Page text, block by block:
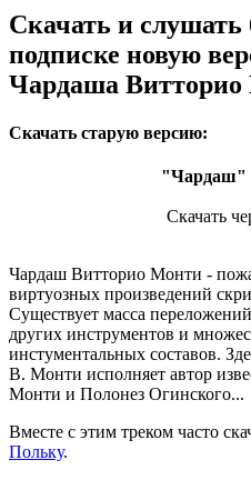
Скачать и слушать
подписке новую
Чардаша
Скачать старую версию:
"Чардаш"
Скачать
Чардаш Витторио Монти -
виртуозных произведений
Существует масса
других инструментов и
инстументальных составов.
В. Монти исполняет автор
Монти и Полонез Огинского...
Вместе с этим треком часто
Польку.